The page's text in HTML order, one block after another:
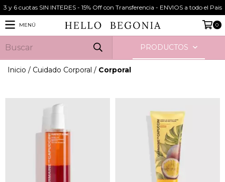
3 y 6 cuotas SIN INTERES - 15% Off con Transferencia - ENVIOS a todo el Pais
MENÚ 0
PRODUCTOS
Inicio / Cuidado Corporal / Corporal